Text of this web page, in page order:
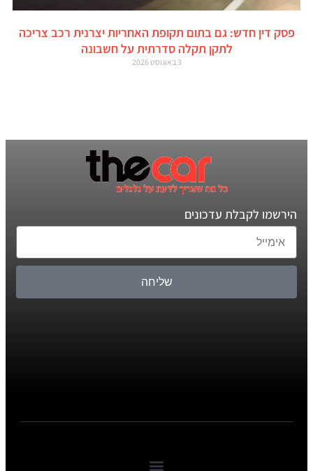
פסק דין חדש: גם בתום תקופת האחריות יצרנית רכב צריכה
לתקן תקלה סדרתית על חשבונה
3 באוגוסט 2026
הירשמו לקבלת עדכונים
שליחה